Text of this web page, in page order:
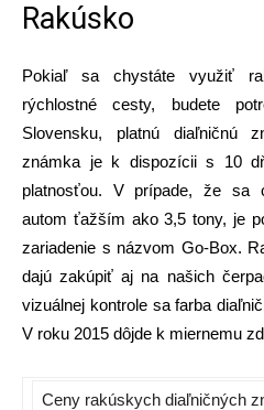
Rakúsko
Pokiaľ sa chystáte využiť
rýchlostné cesty, budete
Slovensku, platnú diaľničnú
známka je k dispozícii s 10
platnosťou. V prípade, že sa
autom ťažším ako 3,5 tony, je
zariadenie s názvom Go-Box.
dajú zakúpiť aj na našich
vizuálnej kontrole sa farba
V roku 2015 dôjde k miernemu
Ceny rakúskych diaľničných